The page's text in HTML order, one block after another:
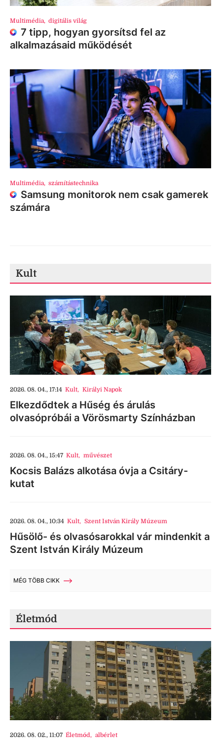
Multimédia, digitális világ
7 tipp, hogyan gyorsítsd fel az
alkalmazásaid működését
Multimédia, számítástechnika
Samsung monitorok nem csak gamerek
számára
Kult
2026. 08. 04., 17:14 Kult, Királyi Napok
Elkezdődtek a Hűség és árulás
olvasópróbái a Vörösmarty Színházban
2026. 08. 04., 15:47 Kult, művészet
Kocsis Balázs alkotása óvja a Csitáry-
kutat
2026. 08. 04., 10:34 Kult, Szent István Király Múzeum
Hűsölő- és olvasósarokkal vár mindenkit a
Szent István Király Múzeum
MÉG TÖBB CIKK
Életmód
2026. 08. 02., 11:07 Életmód, albérlet